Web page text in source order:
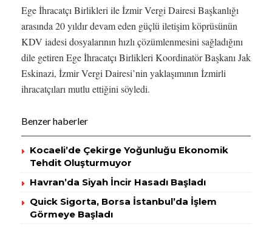
Ege İhracatçı Birlikleri ile İzmir Vergi Dairesi Başkanlığı
arasında 20 yıldır devam eden güçlü iletişim köprüsünün
KDV iadesi dosyalarının hızlı çözümlenmesini sağladığını
dile getiren Ege İhracatçı Birlikleri Koordinatör Başkanı Jak
Eskinazi, İzmir Vergi Dairesi’nin yaklaşımının İzmirli
ihracatçıları mutlu ettiğini söyledi.
Benzer haberler
Kocaeli’de Çekirge Yoğunluğu Ekonomik
Tehdit Oluşturmuyor
Havran’da Siyah İncir Hasadı Başladı
Quick Sigorta, Borsa İstanbul’da İşlem
Görmeye Başladı